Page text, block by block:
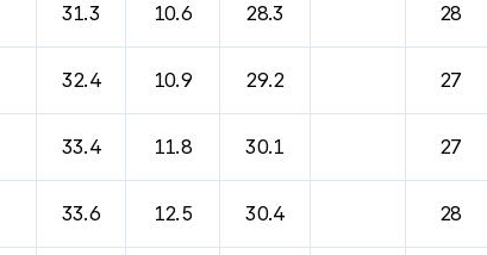
31.3 10.6 28.3 28
32.4 10.9 29.2 27
33.4 11.8 30.1 27
33.6 12.5 30.4 28